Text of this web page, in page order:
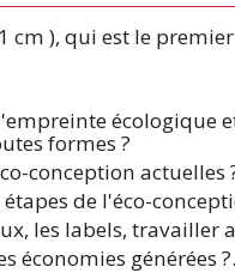
cm ), qui est le
écologique
formes ?
conception actuelles
de l'éco-
les labels, travailler
économies générées